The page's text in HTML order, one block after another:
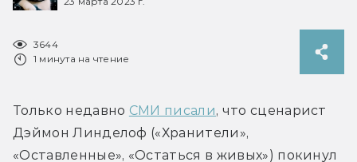
3644
1 минута на чтение
Только недавно СМИ писали, что сценарист
Дэймон Линделоф («Хранители»,
«Оставленные», «Остаться в живых») покинул